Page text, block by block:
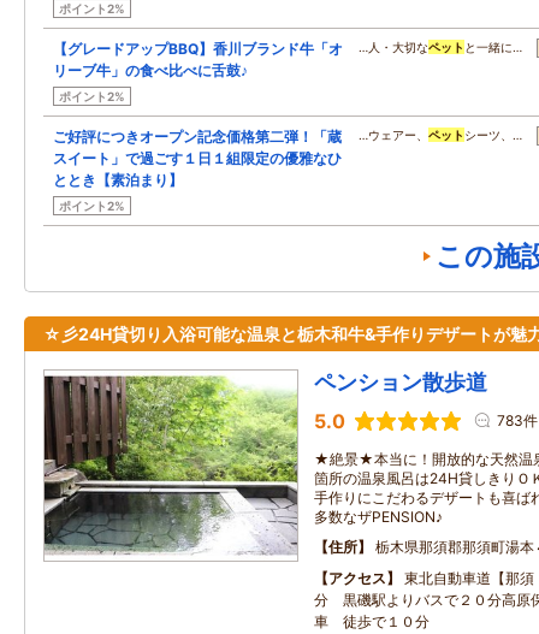
ポイント2%
【グレードアップBBQ】香川ブランド牛「オ
リーブ牛」の食べ比べに舌鼓♪
ポイント2%
…人・大切なペット と一緒に…
ご好評につきオープン記念価格第二弾！「蔵
スイート」で過ごす１日１組限定の優雅なひ
ととき【素泊まり】
ポイント2%
…ウェアー、 ペット シーツ、…
この施
☆彡24H貸切り入浴可能な温泉と栃木和牛&手作りデザートが魅
ペンション散歩道
5.0 783件
★絶景★本当に！開放的な天然温
箇所の温泉風呂は24H貸しきりＯ
手作りにこだわるデザートも喜ば
多数なザPENSION♪
住所
栃木県那須郡那須町湯本
アクセス
東北自動車道【那
分 黒磯駅よりバスで２０分高原
車 徒歩で１０分